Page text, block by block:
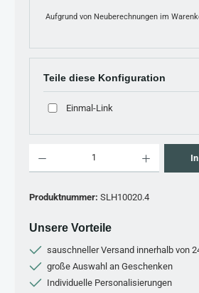
Aufgrund von Neuberechnungen im
Teile diese Konfiguration
Einmal-Link
Produktnummer: SLH10020.4
Unsere Vorteile
sauschneller Versand innerhalb von
große Auswahl an Geschenken
Individuelle Personalisierungen